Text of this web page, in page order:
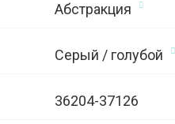
Абстракция
Серый / голубой
36204-37126